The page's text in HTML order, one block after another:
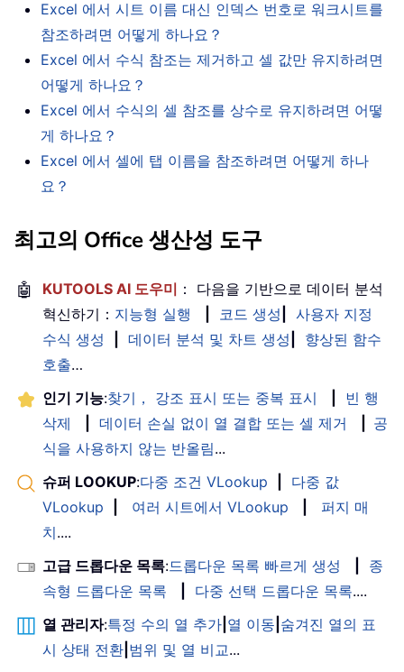
Excel 에서 시트 이름 대신 인덱스 번호로 워크시트를
참조하려면 어떻게 하나요？
Excel 에서 수식 참조는 제거하고 셀 값만 유지하려면
어떻게 하나요？
Excel 에서 수식의 셀 참조를 상수로 유지하려면 어떻
게 하나요？
Excel 에서 셀에 탭 이름을 참조하려면 어떻게 하나
요？
최고의 Office 생산성 도구
🤖 KUTOOLS AI 도우미 ： 다음을 기반으로 데이터 분석
혁신하기： 지능형 실행 코드 생성
사용자 지정
수식 생성
데이터 분석 및 차트 생성
향상된 함수
호출…
인기 기능:찾기， 강조 표시 또는 중복 표시
빈 행
삭제
데이터 손실 없이 열 결합 또는 셀 제거
공
식을 사용하지 않는 반올림...
슈퍼 LOOKUP:다중 조건 VLookup
다중 값
VLookup
여러 시트에서 VLookup
퍼지 매
치....
고급 드롭다운 목록:드롭다운 목록 빠르게 생성
종
속형 드롭다운 목록
다중 선택 드롭다운 목록....
열 관리자:특정 수의 열 추가 열 이동 숨겨진 열의 표
시 상태 전환 범위 및 열 비교...